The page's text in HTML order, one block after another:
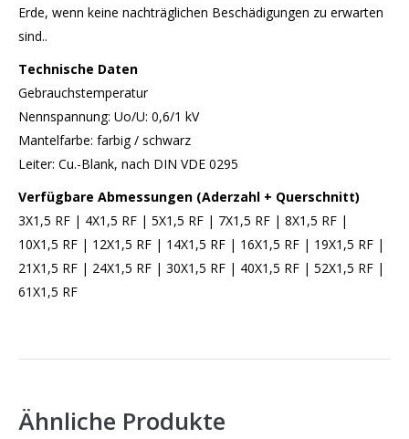
Erde, wenn keine nachträglichen Beschädigungen zu erwarten
sind..
Technische Daten
Gebrauchstemperatur
Nennspannung: Uo/U: 0,6/1 kV
Mantelfarbe: farbig / schwarz
Leiter: Cu.-Blank, nach DIN VDE 0295
Verfügbare Abmessungen (Aderzahl + Querschnitt)
3X1,5 RF | 4X1,5 RF | 5X1,5 RF | 7X1,5 RF | 8X1,5 RF |
10X1,5 RF | 12X1,5 RF | 14X1,5 RF | 16X1,5 RF | 19X1,5 RF |
21X1,5 RF | 24X1,5 RF | 30X1,5 RF | 40X1,5 RF | 52X1,5 RF |
61X1,5 RF
Ähnliche Produkte